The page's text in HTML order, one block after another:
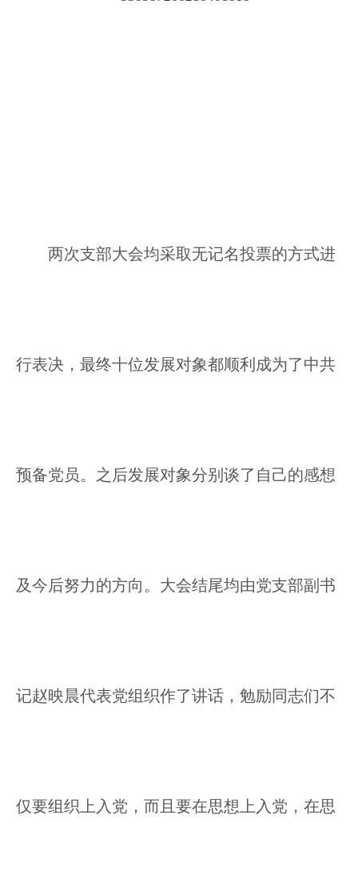
两次支部大会均采取无记名投票的方式进
行表决，最终十位发展对象都顺利成为了中共
预备党员。之后发展对象分别谈了自己的感想
及今后努力的方向。大会结尾均由党支部副书
记赵映晨代表党组织作了讲话，勉励同志们不
仅要组织上入党，而且要在思想上入党，在思